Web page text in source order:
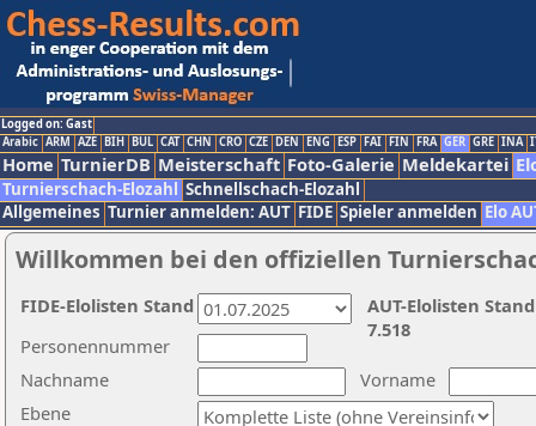
Logged on: Gast
Arabic ARM AZE BIH BUL CAT CHN CRO CZE DEN ENG ESP FAI FIN FRA GER GRE INA
Home TurnierDB Meisterschaft Foto-Galerie Meldekartei
Turnierschach-Elozahl Schnellschach-Elozahl
Allgemeines Turnier anmelden: AUT FIDE Spieler anmelden Elo
Willkommen bei den offiziellen
Nachname
Vorname
Ebene
Personennummer
AUT-Elolisten
7.518
FIDE-Elolisten Stand